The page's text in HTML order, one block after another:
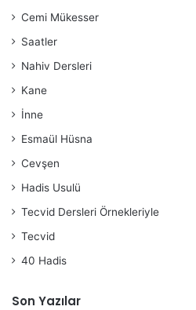
Cemi Mükesser
Saatler
Nahiv Dersleri
Kane
İnne
Esmaül Hüsna
Cevşen
Hadis Usulü
Tecvid Dersleri Örnekleriyle
Tecvid
40 Hadis
Son Yazılar